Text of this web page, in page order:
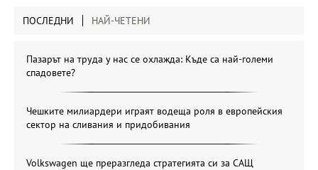
ПОСЛЕДНИ НАЙ-ЧЕТЕНИ
Пазарът на труда у нас се охлажда: Къде са най-големи
спадовете?
Чешките милиардери играят водеща роля в европейския
сектор на сливания и придобивания
Volkswagen ще преразгледа стратегията си за САЩ